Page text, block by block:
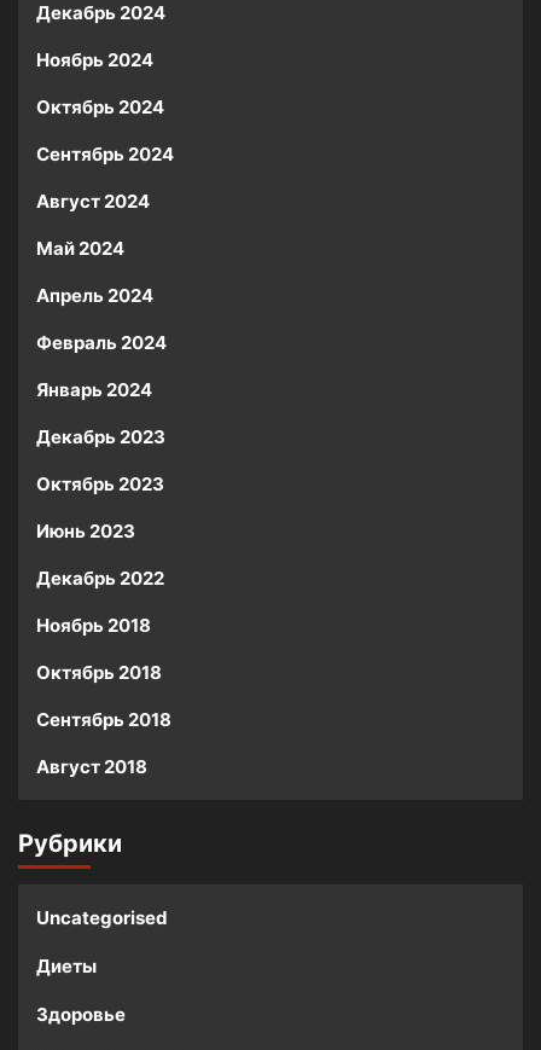
Декабрь 2024
Ноябрь 2024
Октябрь 2024
Сентябрь 2024
Август 2024
Май 2024
Апрель 2024
Февраль 2024
Январь 2024
Декабрь 2023
Октябрь 2023
Июнь 2023
Декабрь 2022
Ноябрь 2018
Октябрь 2018
Сентябрь 2018
Август 2018
Рубрики
Uncategorised
Диеты
Здоровье